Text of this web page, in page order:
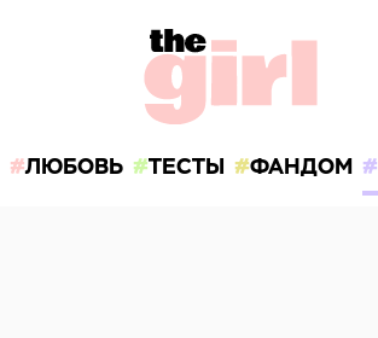
ЛЮБОВЬ ТЕСТЫ ФАНДОМ